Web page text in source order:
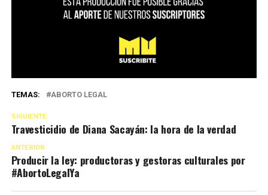
TEMAS: ABORTO LEGAL
SIGUIENTE
Travesticidio de Diana Sacayán: la hora de la verdad
ANTERIOR
Producir la ley: productoras y gestoras culturales por
#AbortoLegalYa